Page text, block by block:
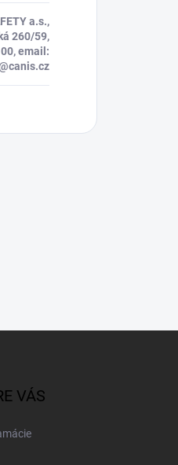
a.s.,
260/59,
email:
VÁS